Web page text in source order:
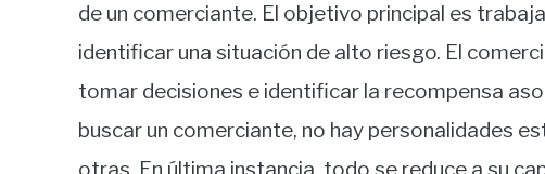
de un comerciante. El objetivo principal es
identificar una situación de alto riesgo. El
tomar decisiones e identificar la recompensa
buscar un comerciante, no hay personalidades